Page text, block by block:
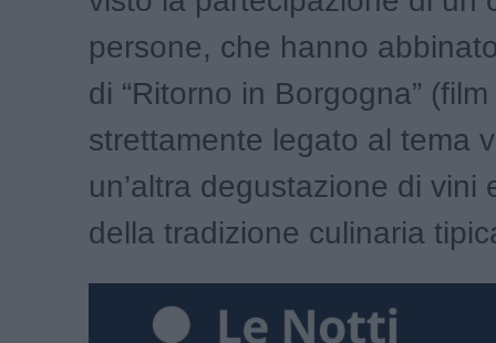
persone, che hanno
di “Ritorno in Borgogna”
strettamente legato al tema
un’altra degustazione di vini
della tradizione culinaria